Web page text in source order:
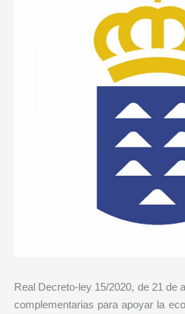
Real Decreto-ley 15/2020, de 21 de
complementarias para apoyar la